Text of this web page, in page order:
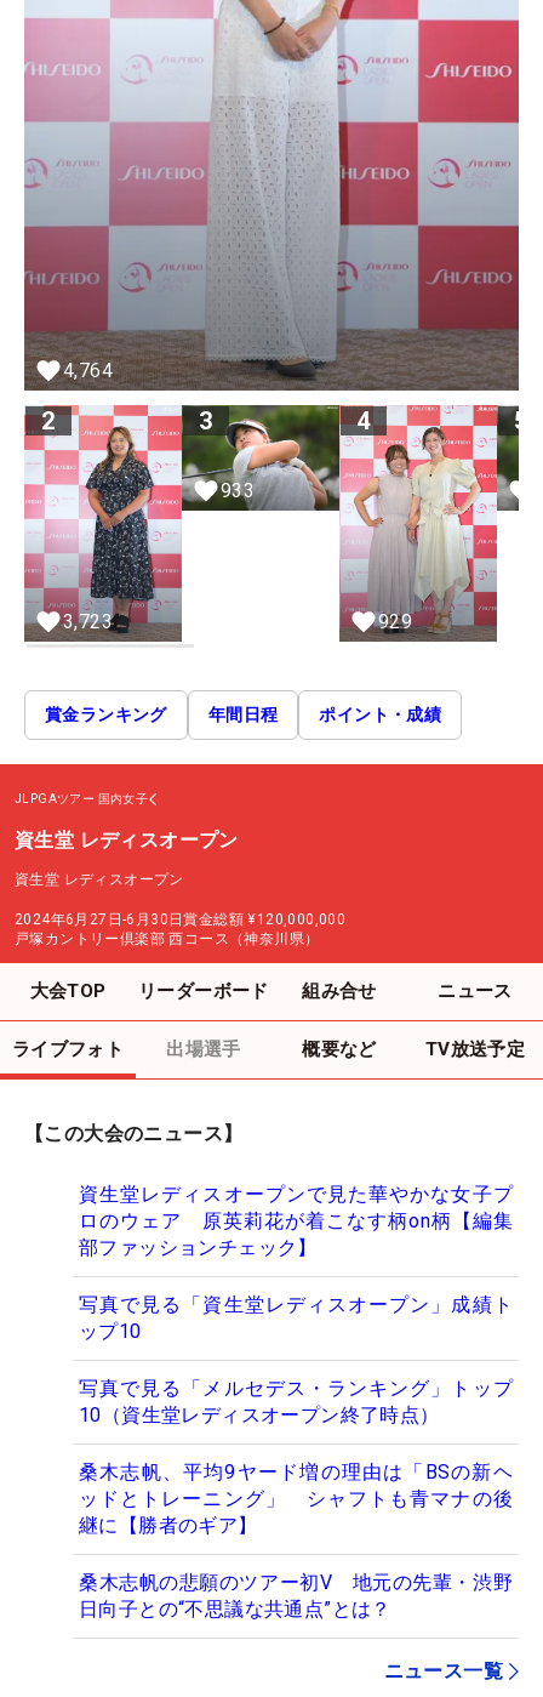
4,764
2
3,723
3
933
4
929
5
賞金ランキング 年間日程 ポイント・成績
JLPGAツアー 国内女子
資生堂 レディスオープン
資生堂 レディスオープン
2024年6月27日-6月30日賞金総額 ¥120,000,000
戸塚カントリー倶楽部 西コース（神奈川県）
大会TOP リーダーボード 組み合せ ニュース
ライブフォト 出場選手 概要など TV放送予定
【この大会のニュース】
資生堂レディスオープンで見た華やかな女子プ
ロのウェア 原英莉花が着こなす柄on柄【編集
部ファッションチェック】
写真で見る「資生堂レディスオープン」成績ト
ップ10
写真で見る「メルセデス・ランキング」トップ
10（資生堂レディスオープン終了時点）
桑木志帆、平均9ヤード増の理由は「BSの新ヘ
ッドとトレーニング」 シャフトも青マナの後
継に【勝者のギア】
桑木志帆の悲願のツアー初V 地元の先輩・渋野
日向子との“不思議な共通点”とは？
ニュース一覧